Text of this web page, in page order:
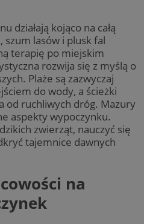
działają kojąco na całą
lasów i plusk fal
terapię po miejskim
rozwija się z myślą o
Plaże są zazwyczaj
do wody, a ścieżki
od ruchliwych dróg. Mazury
aspekty wypoczynku.
zwierząt, nauczyć się
tajemnice dawnych
na